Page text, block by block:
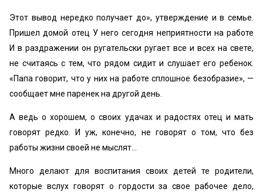
Этот вывод нередко получает до», утверждение и в семье.
Пришел домой отец У него сегодня неприятности на работе
И в раздражении он ругательски ругает все и всех на свете,
не считаясь с тем, что рядом сидит и слушает его ребенок.
«Папа говорит, что у них на работе сплошное безобразие», —
сообщает мне паренек на другой день.
А ведь о хорошем, о своих удачах и радостях отец и мать
говорят редко. И yж, конечно, не говорят о том, что без
работы жизни своей не мыслят…
Много делают для воспитания своих детей те родители,
которые вслух говорят о гордости за свое рабочее дело,